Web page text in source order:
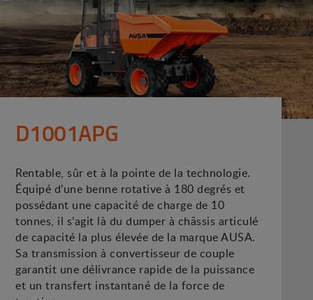
D1001APG
Rentable, sûr et à la pointe de la technologie.
Équipé d’une benne rotative à 180 degrés et
possédant une capacité de charge de 10
tonnes, il s’agit là du dumper à châssis articulé
de capacité la plus élevée de la marque AUSA.
Sa transmission à convertisseur de couple
garantit une délivrance rapide de la puissance
et un transfert instantané de la force de